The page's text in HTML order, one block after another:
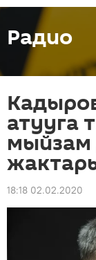
Радио
атууга
мыйзам
18:18 02.02.2020